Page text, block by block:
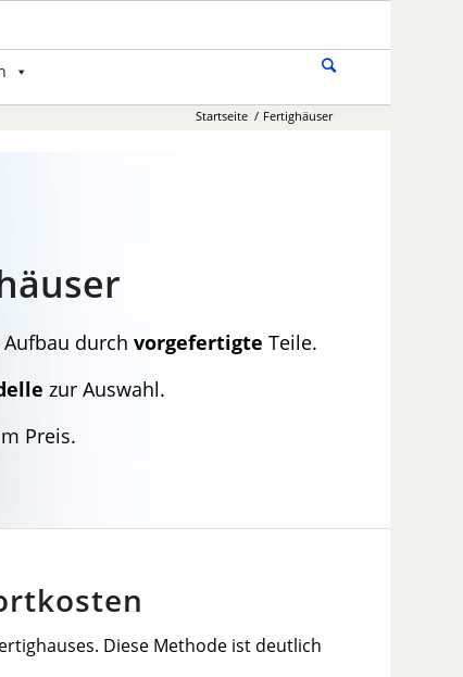
Startseite / Fertighäuser
durch vorgefertigte Teile.
zur Auswahl.
Preis.
Diese Methode ist deutlich